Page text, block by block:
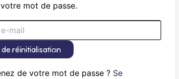
mot de passe.
de réinitialisation
de votre mot de passe ? Se